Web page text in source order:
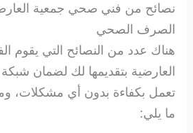
نصائح من فني صحي جمعية
الصرف الصحي
هناك عدد من النصائح التي يقوم
العارضية بتقديمها لك لضمان
تعمل بكفاءة بدون أي مشكلات،
ما يلي: